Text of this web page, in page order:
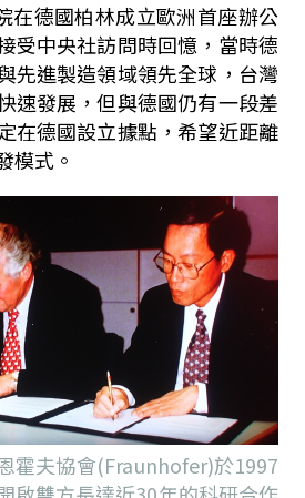
在德國柏林成立歐洲首座辦公
受中央社訪問時回憶，當時德
先進製造領域領先全球，台灣
速發展，但與德國仍有一段差
在德國設立據點，希望近距離
模式。
霍夫協會(Fraunhofer)於1997